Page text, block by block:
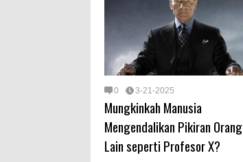
0 3-21-2025
Mungkinkah Manusia
Mengendalikan Pikiran Orang
Lain seperti Profesor X?